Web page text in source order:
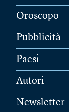
Oroscopo
Pubblicità
Paesi
Autori
Newsletter